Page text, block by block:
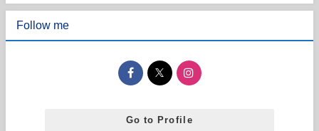
Follow me
Go to Profile